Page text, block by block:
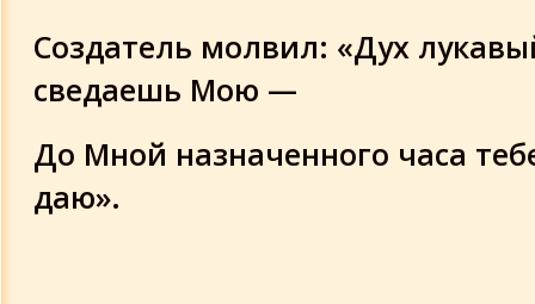
Создатель молвил: «Дух
сведаешь Мою —
До Мной назначенного часа
даю».